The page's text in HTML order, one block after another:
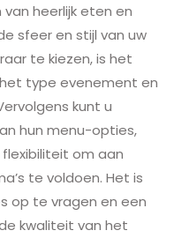
heerlijk eten en
sfeer en stijl van uw
te kiezen, is het
type evenement en
kunt u
hun menu-opties,
om aan
te voldoen. Het is
op te vragen en een
kwaliteit van het